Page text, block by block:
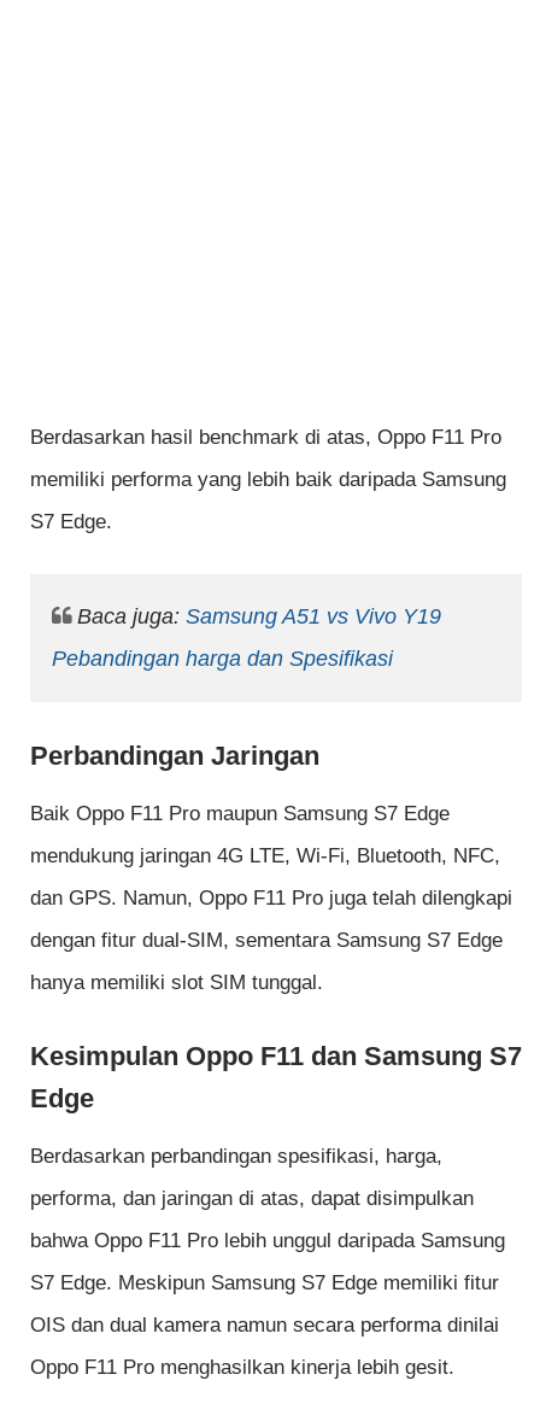
Berdasarkan hasil benchmark di atas, Oppo F11 Pro
memiliki performa yang lebih baik daripada Samsung
S7 Edge.
Baca juga: Samsung A51 vs Vivo Y19
Pebandingan harga dan Spesifikasi
Perbandingan Jaringan
Baik Oppo F11 Pro maupun Samsung S7 Edge
mendukung jaringan 4G LTE, Wi-Fi, Bluetooth, NFC,
dan GPS. Namun, Oppo F11 Pro juga telah dilengkapi
dengan fitur dual-SIM, sementara Samsung S7 Edge
hanya memiliki slot SIM tunggal.
Kesimpulan Oppo F11 dan Samsung S7
Edge
Berdasarkan perbandingan spesifikasi, harga,
performa, dan jaringan di atas, dapat disimpulkan
bahwa Oppo F11 Pro lebih unggul daripada Samsung
S7 Edge. Meskipun Samsung S7 Edge memiliki fitur
OIS dan dual kamera namun secara performa dinilai
Oppo F11 Pro menghasilkan kinerja lebih gesit.